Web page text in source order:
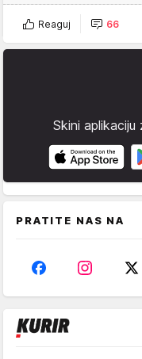
Reaguj 66
Skini
PRATITE NAS NA